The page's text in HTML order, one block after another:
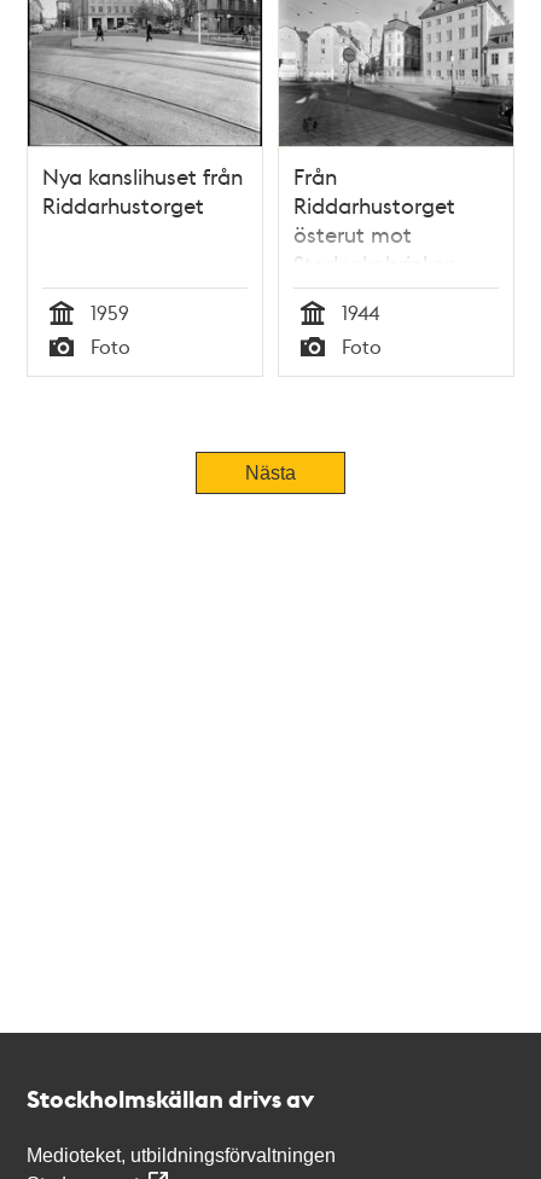
Nya kanslihuset från
Riddarhustorget
Tid
1959
Typ
Foto
Från
Riddarhustorget
österut mot
Storkyrkobrinken
med Storkyrkan i
fonden. Mitt i bilden
ligger Stora
Nygatan 1
Tid
1944
Typ
Foto
Nästa
Stockholmskällan drivs av
Medioteket, utbildningsförvaltningen